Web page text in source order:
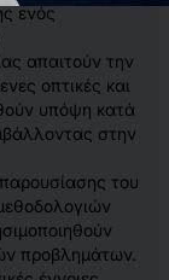
ενός
απαιτούν την
οπτικές και
υπόψη κατά
στην
του
προβλημάτων.